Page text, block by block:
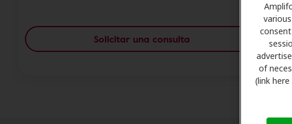
of
(link
Solicitar una consulta